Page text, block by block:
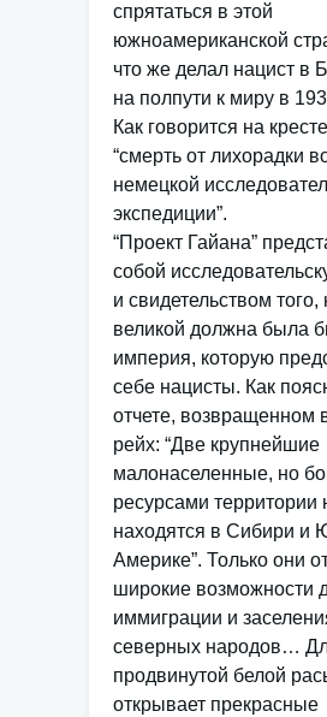
спрятаться в этой
южноамериканской
что же делал нацист в
на полпути к миру в
Как говорится на
“смерть от лихорадки
немецкой
экспедиции”.
“Проект Гайана”
собой
и свидетельством того,
великой должна была
империя, которую
себе нацисты. Как
отчете, возвращенном
рейх: “Две крупнейшие
малонаселенные, но
ресурсами территории
находятся в Сибири и
Америке”. Только они
широкие возможности
иммиграции и
северных народов…
продвинутой белой
открывает прекрасные